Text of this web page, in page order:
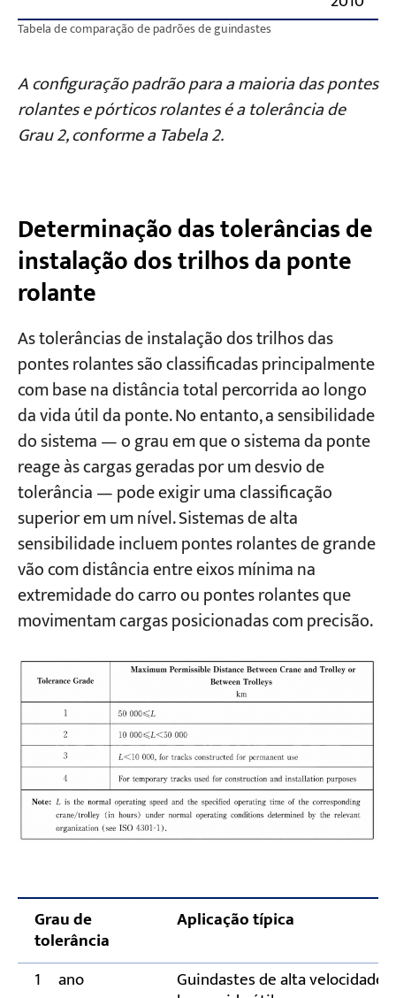
Tabela de comparação de padrões de guindastes
A configuração padrão para a maioria das pontes
rolantes e pórticos rolantes é a tolerância de
Grau 2, conforme a Tabela 2.
Determinação das tolerâncias de
instalação dos trilhos da ponte
rolante
As tolerâncias de instalação dos trilhos das
pontes rolantes são classificadas principalmente
com base na distância total percorrida ao longo
da vida útil da ponte. No entanto, a sensibilidade
do sistema — o grau em que o sistema da ponte
reage às cargas geradas por um desvio de
tolerância — pode exigir uma classificação
superior em um nível. Sistemas de alta
sensibilidade incluem pontes rolantes de grande
vão com distância entre eixos mínima na
extremidade do carro ou pontes rolantes que
movimentam cargas posicionadas com precisão.
Grau de
tolerância
Aplicação típica
1º ano Guindastes de alta velocidade